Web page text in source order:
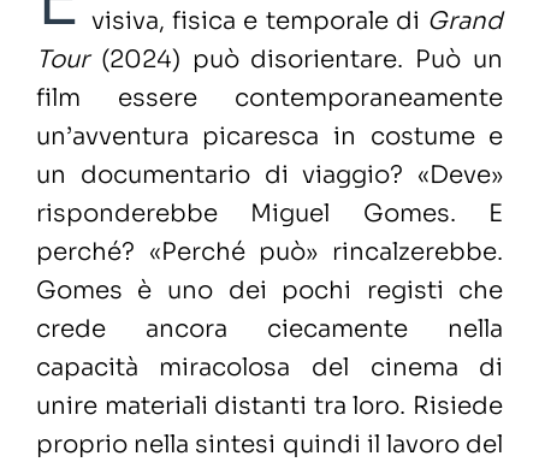
visiva, fisica e temporale di Grand
Tour (2024) può disorientare. Può un
film essere contemporaneamente
un’avventura picaresca in costume e
un documentario di viaggio? «Deve»
risponderebbe Miguel Gomes. E
perché? «Perché può» rincalzerebbe.
Gomes è uno dei pochi registi che
crede ancora ciecamente nella
capacità miracolosa del cinema di
unire materiali distanti tra loro. Risiede
proprio nella sintesi quindi il lavoro del